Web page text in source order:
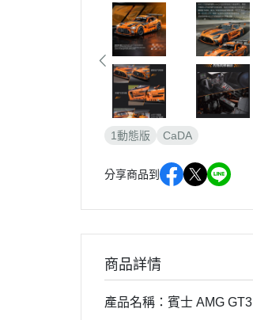
1動態版 CaDA
分享商品到
商品詳情
產品名稱：賓士 AMG GT3